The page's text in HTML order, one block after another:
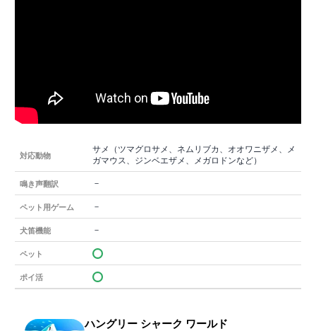
対応動物
サメ（ツマグロサメ、ネムリブカ、オオワニザメ、メ
ガマウス、ジンベエザメ、メガロドンなど）
鳴き声翻訳 －
ペット用ゲーム －
犬笛機能 －
ペット
ポイ活
ハングリー シャーク ワールド